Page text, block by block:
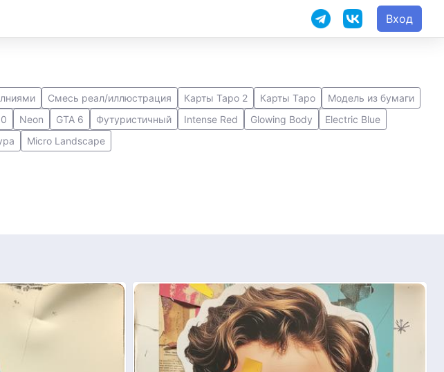
Вход
Смесь реал/иллюстрация Карты Таро 2 Карты Таро
Модель из бумаги
Neon GTA 6 Футуристичный Intense Red Glowing Body
Electric Blue
Micro Landscape